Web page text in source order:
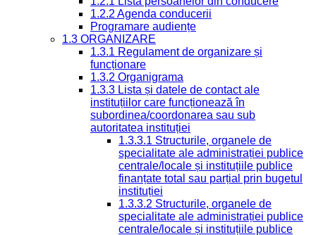
1.2.2 Agenda conducerii
Programare audiențe
1.3 ORGANIZARE
1.3.1 Regulament de organizare și
funcționare
1.3.2 Organigrama
1.3.3 Lista și datele de contact ale
instituțiilor care funcționează în
subordinea/coordonarea sau sub
autoritatea instituției
1.3.3.1 Structurile, organele de
specialitate ale administrației publice
centrale/locale și instituțiile publice
finanțate total sau parțial prin bugetul
instituției
1.3.3.2 Structurile, organele de
specialitate ale administrației publice
centrale/locale și instituțiile publice